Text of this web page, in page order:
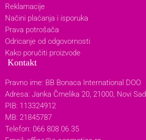
Reklamacije
Načini plaćanja i isporuka
Prava potrošača
Odricanje od odgovornosti
Kako poručiti proizvode
Kontakt
Pravno ime: BB Bonaca International DOO
Adresa: Janka Čmelika 20, 21000, Novi Sad
PIB: 113324912
MB: 21845787
Telefon: 066 808 06 35